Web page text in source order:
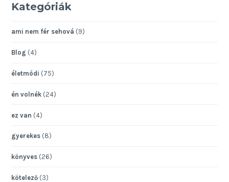
Kategóriák
ami nem fér sehová (9)
Blog (4)
életmódi (75)
én volnék (24)
ez van (4)
gyerekes (8)
könyves (26)
kötelező (3)